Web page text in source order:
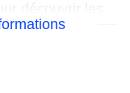
découvrir les
vélos met à